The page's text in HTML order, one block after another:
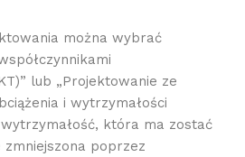
można wybrać
lub „Projektowanie ze
i wytrzymałości
wytrzymałość, która ma zostać
zmniejszona poprzez